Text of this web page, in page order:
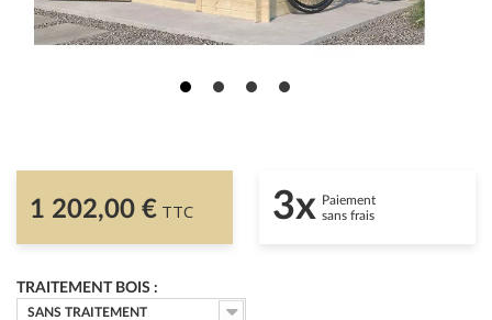
1 202,00 € TTC 3x Paiement
sans frais
TRAITEMENT BOIS :
SANS TRAITEMENT